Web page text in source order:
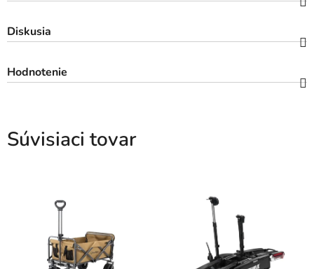
Diskusia
Hodnotenie
Súvisiaci tovar